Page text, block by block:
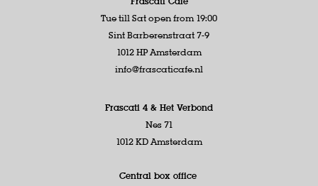
Tue till Sat open from 19:00
Sint Barberenstraat 7-9
1012 HP Amsterdam
info@frascaticafe.nl
Frascati 4 & Het Verbond
Nes 71
1012 KD Amsterdam
Central box office